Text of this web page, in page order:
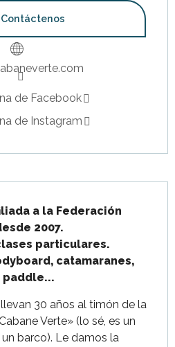
Contáctenos
de Facebook
de Instagram
a la Federación
2007.
particulares.
catamaranes,
paddle...
30 años al timón de la
Verte» (lo sé, es un
barco). Le damos la